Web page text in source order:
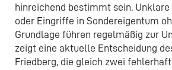
hinreichend bestimmt sein.
oder Eingriffe in Sondereigentum
Grundlage führen regelmäßig zur
zeigt eine aktuelle Entscheidung
Friedberg, die gleich zwei